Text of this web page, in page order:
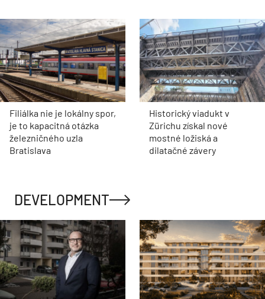
Filiálka nie je lokálny spor,
je to kapacitná otázka
železničného uzla
Bratislava
Historický viadukt v
Zürichu získal nové
mostné ložiská a
dilatačné závery
DEVELOPMENT